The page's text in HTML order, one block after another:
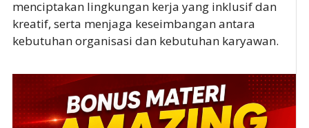
menciptakan lingkungan kerja yang inklusif dan
kreatif, serta menjaga keseimbangan antara
kebutuhan organisasi dan kebutuhan karyawan.